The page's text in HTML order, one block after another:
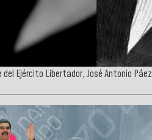
del Ejército Libertador, José Antonio Páez